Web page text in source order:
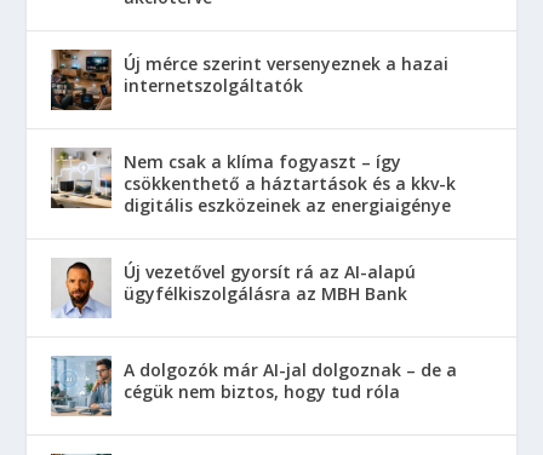
Új mérce szerint versenyeznek a hazai
internetszolgáltatók
Nem csak a klíma fogyaszt – így
csökkenthető a háztartások és a kkv-k
digitális eszközeinek az energiaigénye
Új vezetővel gyorsít rá az AI-alapú
ügyfélkiszolgálásra az MBH Bank
A dolgozók már AI-jal dolgoznak – de a
cégük nem biztos, hogy tud róla